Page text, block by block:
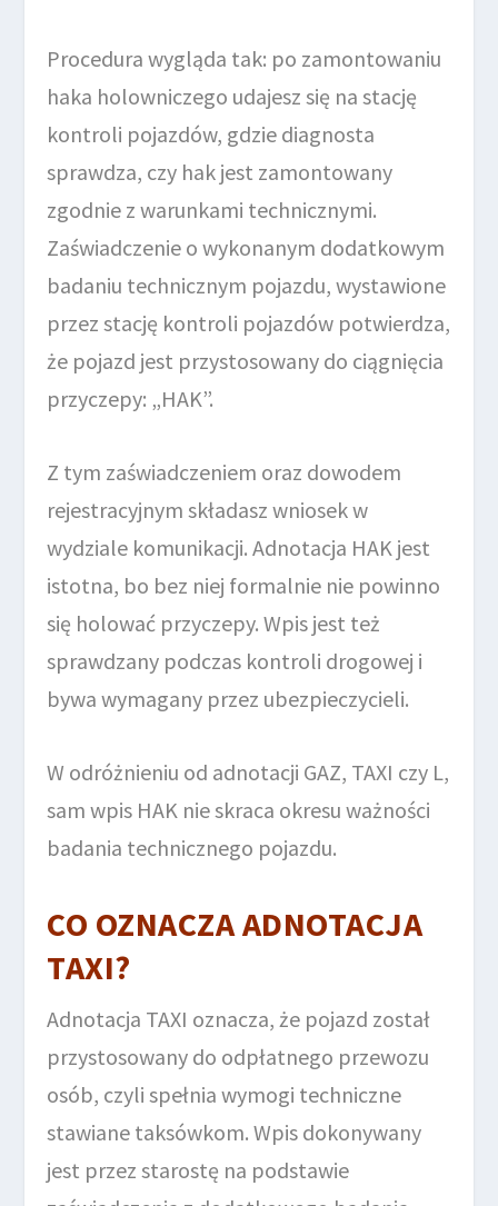
Procedura wygląda tak: po zamontowaniu
haka holowniczego udajesz się na stację
kontroli pojazdów, gdzie diagnosta
sprawdza, czy hak jest zamontowany
zgodnie z warunkami technicznymi.
Zaświadczenie o wykonanym dodatkowym
badaniu technicznym pojazdu, wystawione
przez stację kontroli pojazdów potwierdza,
że pojazd jest przystosowany do ciągnięcia
przyczepy: „HAK”.
Z tym zaświadczeniem oraz dowodem
rejestracyjnym składasz wniosek w
wydziale komunikacji. Adnotacja HAK jest
istotna, bo bez niej formalnie nie powinno
się holować przyczepy. Wpis jest też
sprawdzany podczas kontroli drogowej i
bywa wymagany przez ubezpieczycieli.
W odróżnieniu od adnotacji GAZ, TAXI czy L,
sam wpis HAK nie skraca okresu ważności
badania technicznego pojazdu.
CO OZNACZA ADNOTACJA
TAXI?
Adnotacja TAXI oznacza, że pojazd został
przystosowany do odpłatnego przewozu
osób, czyli spełnia wymogi techniczne
stawiane taksówkom. Wpis dokonywany
jest przez starostę na podstawie